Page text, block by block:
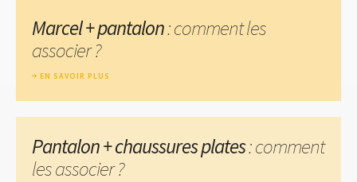
Marcel + pantalon: comment les
associer ?
EN SAVOIR PLUS
Pantalon + chaussures plates: comment
les associer ?